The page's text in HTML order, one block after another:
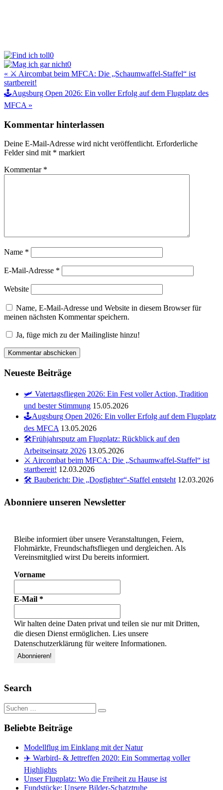
0
0
Beitragsnavigation
« ⚔️ Aircombat beim MFCA: Die „Schaumwaffel-Staffel“ ist
startbereit!
🕹️Augsburg Open 2026: Ein voller Erfolg auf dem Flugplatz des
MFCA »
Kommentar hinterlassen
Deine E-Mail-Adresse wird nicht veröffentlicht. Erforderliche
Felder sind mit * markiert
Kommentar *
Name *
E-Mail-Adresse *
Website
Name, E-Mail-Adresse und Website in diesem Browser für
meinen nächsten Kommentar speichern.
Ja, füge mich zu der Mailingliste hinzu!
Neueste Beiträge
🛩️ Vatertagsfliegen 2026: Ein Fest voller Action, Tradition
und bester Stimmung 15.05.2026
🕹️Augsburg Open 2026: Ein voller Erfolg auf dem Flugplatz
des MFCA 13.05.2026
🛠️Frühjahrsputz am Flugplatz: Rückblick auf den
Arbeitseinsatz 2026 13.05.2026
⚔️ Aircombat beim MFCA: Die „Schaumwaffel-Staffel“ ist
startbereit! 12.03.2026
🛠️ Baubericht: Die „Dogfighter“-Staffel entsteht 12.03.2026
Abonniere unseren Newsletter
Bleibe informiert über unsere Veranstaltungen, Feiern,
Flohmärkte, Freundschaftsfliegen und dergleichen. Als
Vereinsmitglied wirst Du bereits informiert.
Vorname
E-Mail *
Wir halten deine Daten privat und teilen sie nur mit Dritten,
die diesen Dienst ermöglichen. Lies unsere
Datenschutzerklärung für weitere Informationen.
Search
Suche
nach:
Beliebte Beiträge
Modellflug im Einklang mit der Natur
✈️ Warbird- & Jettreffen 2020: Ein Sommertag voller
Highlights
Unser Flugplatz: Wo die Freiheit zu Hause ist
Fundstücke: Unsere Bilder-Schatztruhe